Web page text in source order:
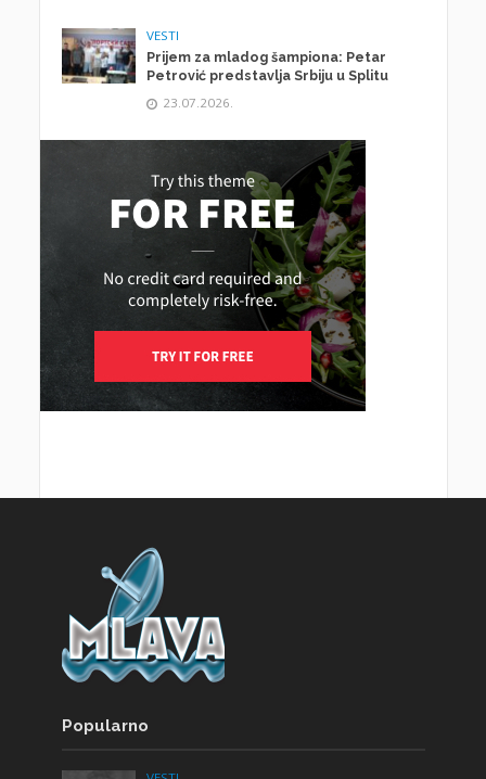
VESTI
Prijem za mladog šampiona: Petar
Petrović predstavlja Srbiju u Splitu
23.07.2026.
Popularno